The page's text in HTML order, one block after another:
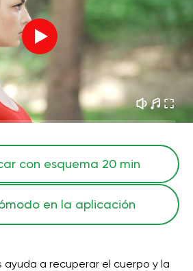
con esquema 20 min
en la aplicación
ayuda a recuperar el cuerpo y la